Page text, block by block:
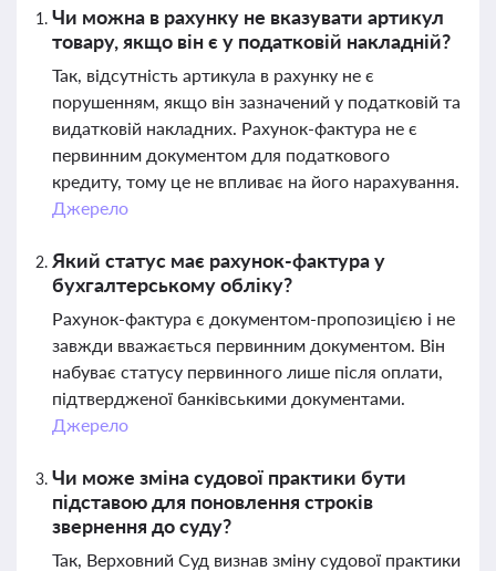
Чи можна в рахунку не вказувати артикул
товару, якщо він є у податковій накладній?
Так, відсутність артикула в рахунку не є
порушенням, якщо він зазначений у податковій та
видатковій накладних. Рахунок-фактура не є
первинним документом для податкового
кредиту, тому це не впливає на його нарахування.
Джерело
Який статус має рахунок-фактура у
бухгалтерському обліку?
Рахунок-фактура є документом-пропозицією і не
завжди вважається первинним документом. Він
набуває статусу первинного лише після оплати,
підтвердженої банківськими документами.
Джерело
Чи може зміна судової практики бути
підставою для поновлення строків
звернення до суду?
Так, Верховний Суд визнав зміну судової практики